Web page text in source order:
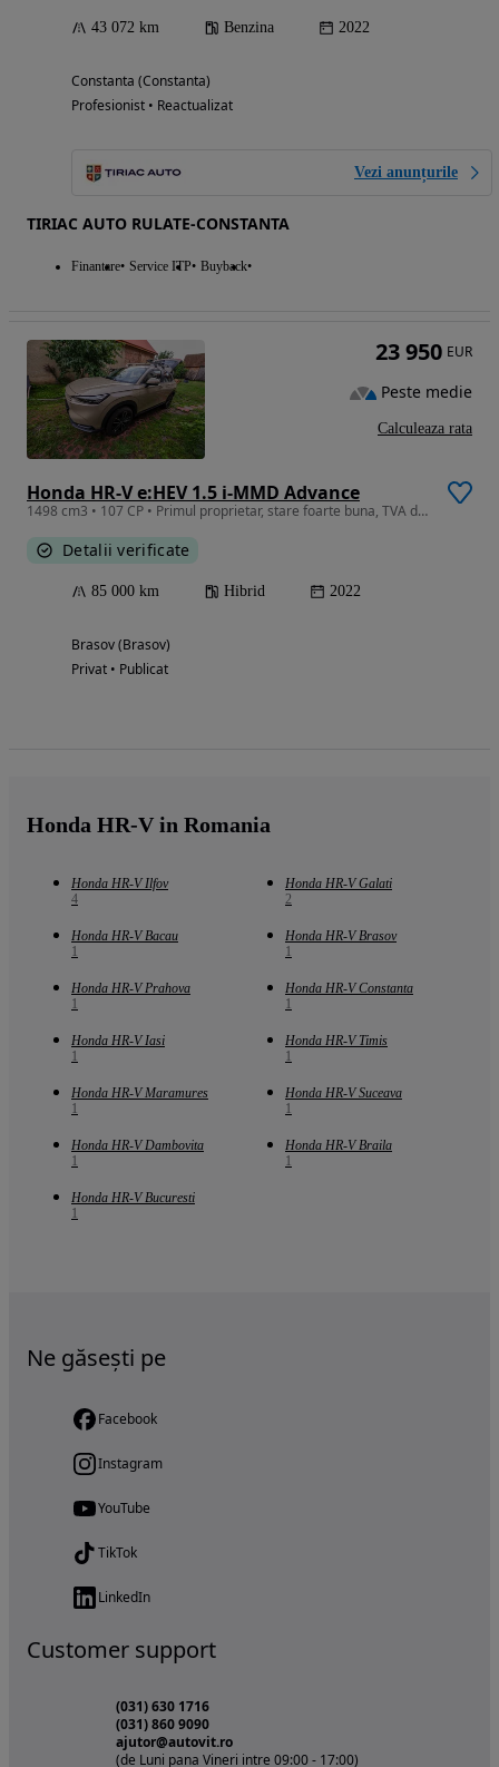
43 072 km Benzina 2022
Constanta (Constanta)
Profesionist • Reactualizat
Vezi anunțurile
TIRIAC AUTO RULATE-CONSTANTA
Finantare Service ITP Buyback
Honda HR-V e:HEV 1.5 i-MMD Advance
1498 cm3 • 107 CP • Primul proprietar, stare foarte buna, TVA deductibil
Detalii verificate
85 000 km Hibrid 2022
Brasov (Brasov)
Privat • Publicat
23 950 EUR
Peste medie
Calculeaza rata
Honda HR-V in Romania
Honda HR-V Ilfov
4
Honda HR-V Galati
2
Honda HR-V Bacau
1
Honda HR-V Brasov
1
Honda HR-V Prahova
1
Honda HR-V Constanta
1
Honda HR-V Iasi
1
Honda HR-V Timis
1
Honda HR-V Maramures
1
Honda HR-V Suceava
1
Honda HR-V Dambovita
1
Honda HR-V Braila
1
Honda HR-V Bucuresti
1
Ne găsești pe
Facebook
Instagram
YouTube
TikTok
LinkedIn
Customer support
(031) 630 1716
(031) 860 9090
ajutor@autovit.ro
(de Luni pana Vineri intre 09:00 - 17:00)